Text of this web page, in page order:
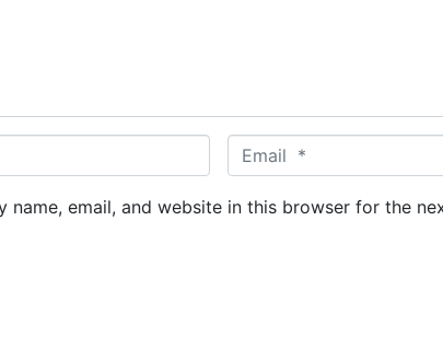
m
a
name, email, and website in this browser for the